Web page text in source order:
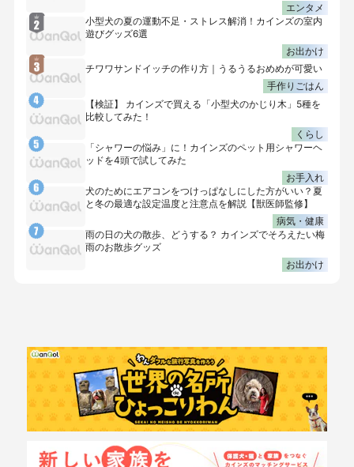
エンタメ
小型犬の夏の運動不足・ストレス解消！カインズの室内
遊びグッズ6選
お出かけ
チワワサンドイッチの作り方｜うるうるおめめが可愛い
手作りごはん
【検証】 カインズで買える「小型犬のかじり木」5種を
比較してみた！
くらし
「シャワーの悩み」に！カインズのペット用シャワーヘ
ッドを4頭で試してみた
お手入れ
犬のためにエアコンをつけっぱなしにした方がいい？夏
と冬の最適な設定温度と注意点を解説【獣医師監修】
病気・健康
雨の日の犬の散歩、どうする？ カインズでそろえたい梅
雨のお散歩グッズ
お出かけ